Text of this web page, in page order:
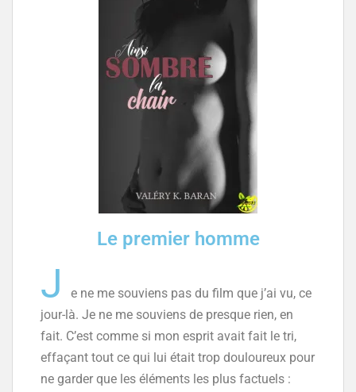
Le premier homme
J
e ne me souviens pas du film que j’ai vu, ce
jour-là. Je ne me souviens de presque rien, en
fait. C’est comme si mon esprit avait fait le tri,
effaçant tout ce qui lui était trop douloureux pour
ne garder que les éléments les plus factuels :